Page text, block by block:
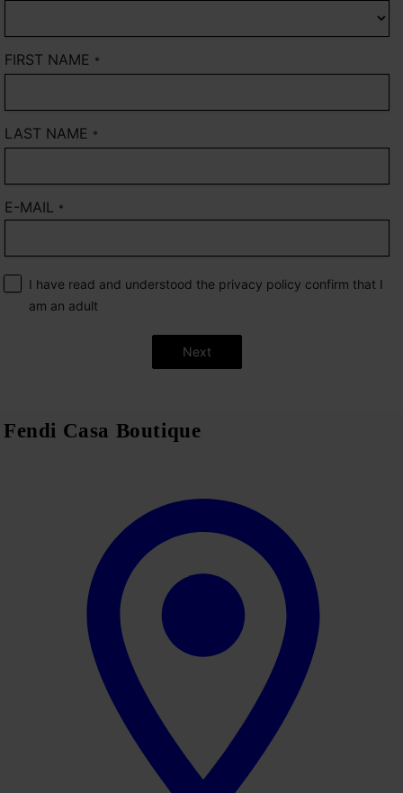
FIRST NAME *
LAST NAME *
E-MAIL *
I have read and understood the privacy policy confirm that I
am an adult
Next
Fendi Casa Boutique